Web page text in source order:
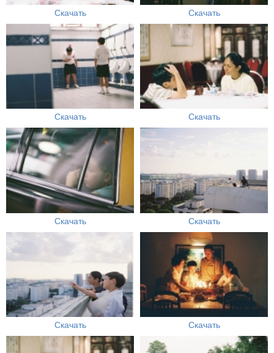
Скачать Скачать
Скачать Скачать
Скачать Скачать
Скачать Скачать